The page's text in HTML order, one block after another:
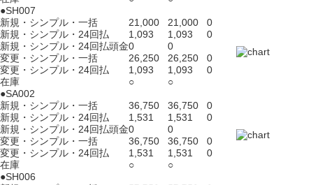
●SH007
新規・シンプル・一括
21,000 21,000
0
新規・シンプル・24回払
1,093 1,093
0
新規・シンプル・24回払頭金0
0
変更・シンプル・一括
26,250 26,250
0
変更・シンプル・24回払
1,093 1,093
0
在庫
○
○
●SA002
新規・シンプル・一括
36,750 36,750
0
新規・シンプル・24回払
1,531 1,531
0
新規・シンプル・24回払頭金0
0
変更・シンプル・一括
36,750 36,750
0
変更・シンプル・24回払
1,531 1,531
0
在庫
○
○
●SH006